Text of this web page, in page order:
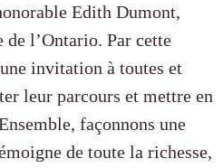
Edith Dumont,
de l’Ontario. Par cette
invitation à toutes et
leur parcours et mettre en
façonnons une
de toute la richesse,